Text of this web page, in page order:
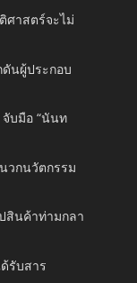
ศาสตร์จะไม่
นผู้ประกอบ
จับมือ “นันท
วกนวัตกรรม
สินค้าท่ามกลา
รับสาร